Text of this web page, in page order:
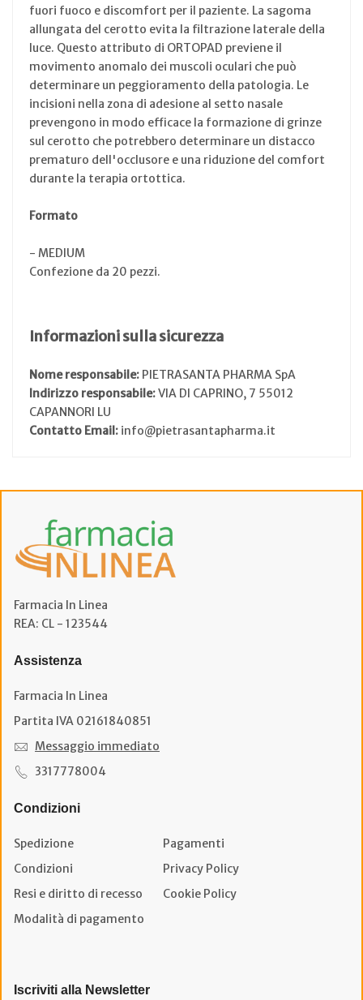
fuori fuoco e discomfort per il paziente. La sagoma
allungata del cerotto evita la filtrazione laterale della
luce. Questo attributo di ORTOPAD previene il
movimento anomalo dei muscoli oculari che può
determinare un peggioramento della patologia. Le
incisioni nella zona di adesione al setto nasale
prevengono in modo efficace la formazione di grinze
sul cerotto che potrebbero determinare un distacco
prematuro dell'occlusore e una riduzione del comfort
durante la terapia ortottica.
Formato
- MEDIUM
Confezione da 20 pezzi.
Informazioni sulla sicurezza
Nome responsabile: PIETRASANTA PHARMA SpA
Indirizzo responsabile:VIA DI CAPRINO, 7 55012
CAPANNORI LU
Contatto Email: info@pietrasantapharma.it
Farmacia In Linea
REA: CL - 123544
Assistenza
Farmacia In Linea
Partita IVA 02161840851
Messaggio immediato
3317778004
Condizioni
Spedizione
Pagamenti
Condizioni
Privacy Policy
Resi e diritto di recesso
Cookie Policy
Modalità di pagamento
Iscriviti alla Newsletter